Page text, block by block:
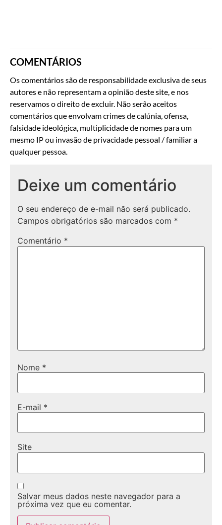
COMENTÁRIOS
Os comentários são de responsabilidade exclusiva de seus
autores e não representam a opinião deste site, e nos
reservamos o direito de excluir. Não serão aceitos
comentários que envolvam crimes de calúnia, ofensa,
falsidade ideológica, multiplicidade de nomes para um
mesmo IP ou invasão de privacidade pessoal / familiar a
qualquer pessoa.
Deixe um comentário
O seu endereço de e-mail não será publicado.
Campos obrigatórios são marcados com *
Comentário *
Nome *
E-mail *
Site
Salvar meus dados neste navegador para a
próxima vez que eu comentar.